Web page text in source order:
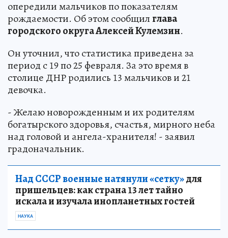
опередили мальчиков по показателям
рождаемости. Об этом сообщилглава
городского округа Алексей Кулемзин.
Он уточнил, что статистика приведена за
период с 19 по 25 февраля. За это время в
столице ДНР родились 13 мальчиков и 21
девочка.
- Желаю новорожденным и их родителям
богатырского здоровья, счастья, мирного неба
над головой и ангела-хранителя! - заявил
градоначальник.
Над СССР военные натянули «сетку»для
пришельцев: как страна 13 лет тайно
искала и изучала инопланетных гостей
НАУКА